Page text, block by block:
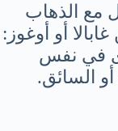
مع الذهاب
أو أوغوز:
في نفس
السائق.